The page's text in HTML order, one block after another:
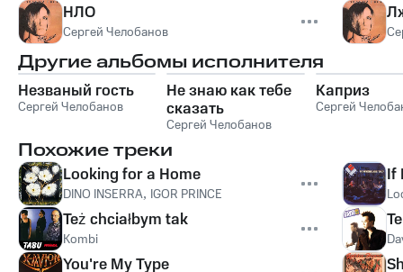
НЛО
Сергей Челобанов
Другие альбомы исполнителя
Незваный гость
Сергей Челобанов
Не знаю как тебе
сказать
Сергей Челобанов
Каприз
Сергей
Похожие треки
Looking for a Home
DINO INSERRA, IGOR PRINCE
Też chciałbym tak
Kombi
You're My Type
If